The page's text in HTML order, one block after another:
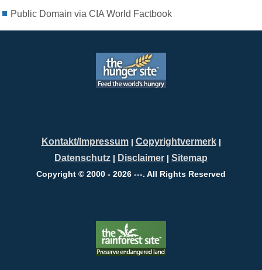
Public Domain via CIA World Factbook
Kontakt/Impressum| Copyrightvermerk|
Datenschutz | Disclaimer | Sitemap
Copyright © 2000 - 2026 ---. All Rights Reserved